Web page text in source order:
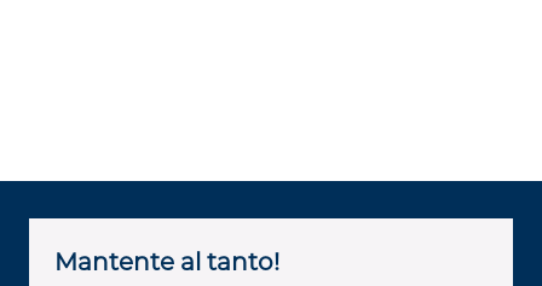
Mantente al tanto!